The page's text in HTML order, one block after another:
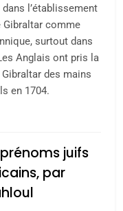
l’établissement
Gibraltar comme
surtout dans
Anglais ont pris la
des mains
en 1704.
juifs
par